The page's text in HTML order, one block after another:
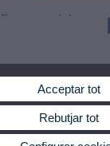
Acceptar tot
Rebutjar tot